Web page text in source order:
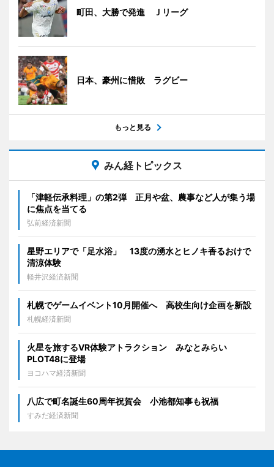
町田、大勝で発進 Ｊリーグ
日本、豪州に惜敗 ラグビー
もっと見る
みん経トピックス
「津軽伝承料理」の第2弾 正月や盆、農事など人が集う場
に焦点を当てる
弘前経済新聞
星野エリアで「足水浴」 13度の湧水とヒノキ香るおけで
清涼体験
軽井沢経済新聞
札幌でゲームイベント10月開催へ 高校生向け企画を新設
札幌経済新聞
火星を旅するVR体験アトラクション みなとみらい
PLOT48に登場
ヨコハマ経済新聞
八広で町名誕生60周年祝賀会 小池都知事も祝福
すみだ経済新聞